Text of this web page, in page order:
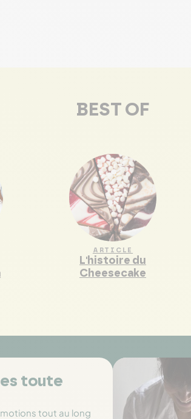
BEST OF
ARTICLE
L'histoire du
Cheesecake
toute
tout au long